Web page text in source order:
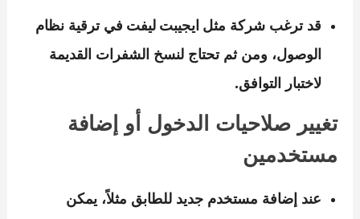
قد ترغب شركة مثل ايجيبت ليفت في ترقية نظام
الوصول، ومن ثم تحتاج لنسخ الشفرات القديمة
لاختبار التوافق.
تغيير صلاحيات الدخول أو إضافة
مستخدمين
عند إضافة مستخدم جديد للطابق مثلاً، يمكن